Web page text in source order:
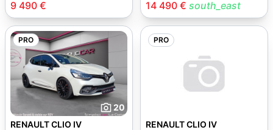
9 490 € 14 490 € south_east
PRO
20
RENAULT CLIO IV
PRO
RENAULT CLIO IV